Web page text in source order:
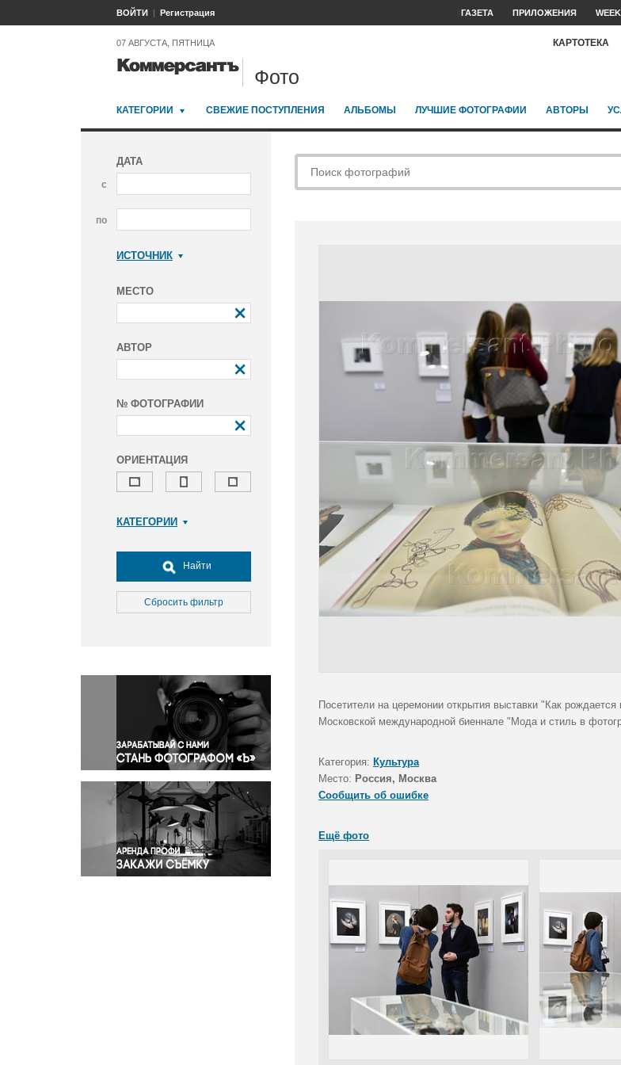
ВОЙТИ Регистрация ГАЗЕТА ПРИЛОЖЕНИЯ
07 АВГУСТА, ПЯТНИЦА КАРТОТЕКА
Фото
КАТЕГОРИИ СВЕЖИЕ ПОСТУПЛЕНИЯ АЛЬБОМЫ ЛУЧШИЕ ФОТОГРАФИИ АВТОРЫ
ДАТА
с
по
ИСТОЧНИК
МЕСТО
АВТОР
№ ФОТОГРАФИИ
ОРИЕНТАЦИЯ
КАТЕГОРИИ
Досуг, туризм и отдых
Культура
Медицина
Окружающая среда
Политика
Правосудие
Происшествия и конфликты
Религия
Светская жизнь
Спорт
Экология
Экономика и бизнес
Найти
Сбросить фильтр
Посетители на церемонии открытия выставки "Как
Московской международной биеннале "Мода и стиль в
Категория: Культура
Место: Россия, Москва
Сообщить об ошибке
Ещё фото